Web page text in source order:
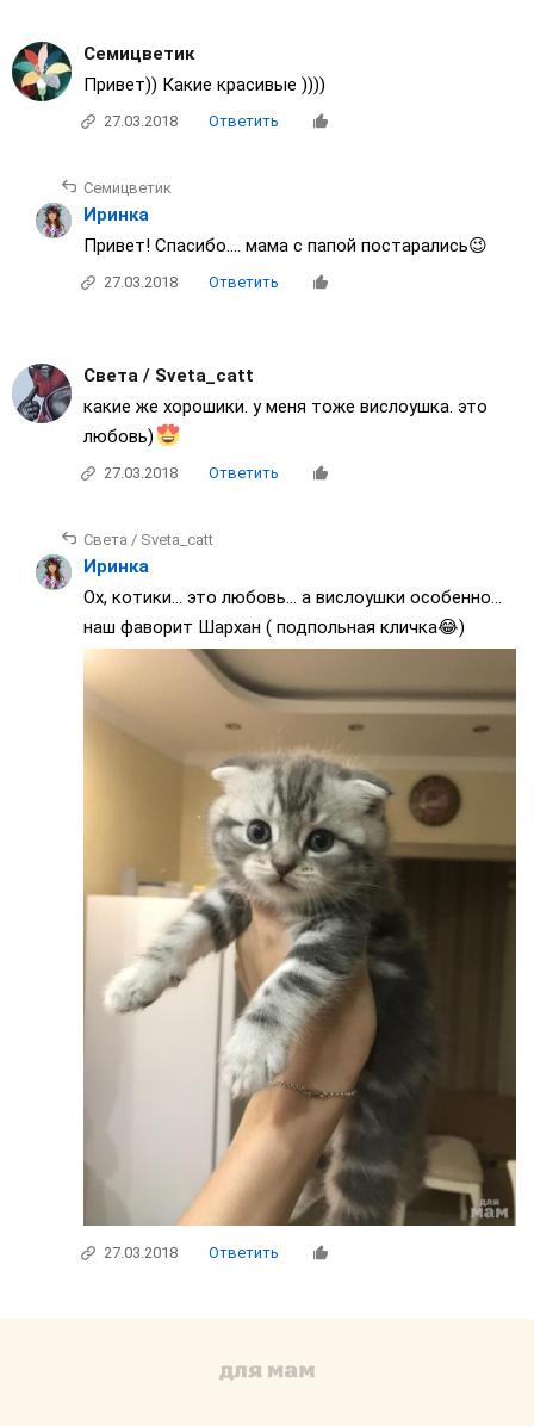
Семицветик
Привет)) Какие красивые ))))
27.03.2018 Ответить
Семицветик
Иринка
Привет! Спасибо.... мама с папой постарались😉
27.03.2018 Ответить
Света / Sveta_catt
какие же хорошики. у меня тоже вислоушка. это
любовь)
27.03.2018 Ответить
Света / Sveta_catt
Иринка
Ох, котики... это любовь... а вислоушки особенно...
наш фаворит Шархан ( подпольная кличка😂)
27.03.2018 Ответить